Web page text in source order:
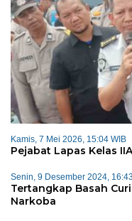
Kamis, 7 Mei 2026, 15:04 WIB
Pejabat Lapas Kelas
Senin, 9 Desember 2024,
Tertangkap Basah
Narkoba